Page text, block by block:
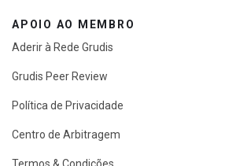
APOIO AO MEMBRO
Aderir à Rede Grudis
Grudis Peer Review
Política de Privacidade
Centro de Arbitragem